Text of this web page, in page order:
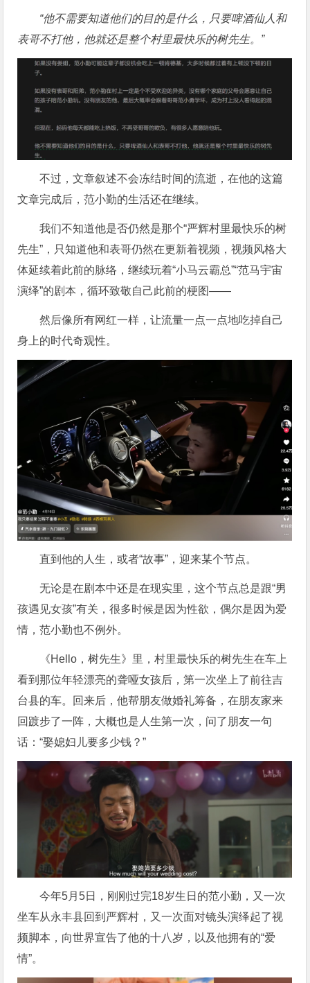
“他不需要知道他们的目的是什么，只要啤酒仙人和
表哥不打他，他就还是整个村里最快乐的树先生。”
不过，文章叙述不会冻结时间的流逝，在他的这篇
文章完成后，范小勤的生活还在继续。
我们不知道他是否仍然是那个“严辉村里最快乐的树
先生”，只知道他和表哥仍然在更新着视频，视频风格大
体延续着此前的脉络，继续玩着“小马云霸总”“范马宇宙
演绎”的剧本，循环致敬自己此前的梗图——
然后像所有网红一样，让流量一点一点地吃掉自己
身上的时代奇观性。
直到他的人生，或者“故事”，迎来某个节点。
无论是在剧本中还是在现实里，这个节点总是跟“男
孩遇见女孩”有关，很多时候是因为性欲，偶尔是因为爱
情，范小勤也不例外。
《Hello，树先生》里，村里最快乐的树先生在车上
看到那位年轻漂亮的聋哑女孩后，第一次坐上了前往吉
台县的车。回来后，他帮朋友做婚礼筹备，在朋友家来
回踱步了一阵，大概也是人生第一次，问了朋友一句
话：“娶媳妇儿要多少钱？”
今年5月5日，刚刚过完18岁生日的范小勤，又一次
坐车从永丰县回到严辉村，又一次面对镜头演绎起了视
频脚本，向世界宣告了他的十八岁，以及他拥有的“爱
情”。